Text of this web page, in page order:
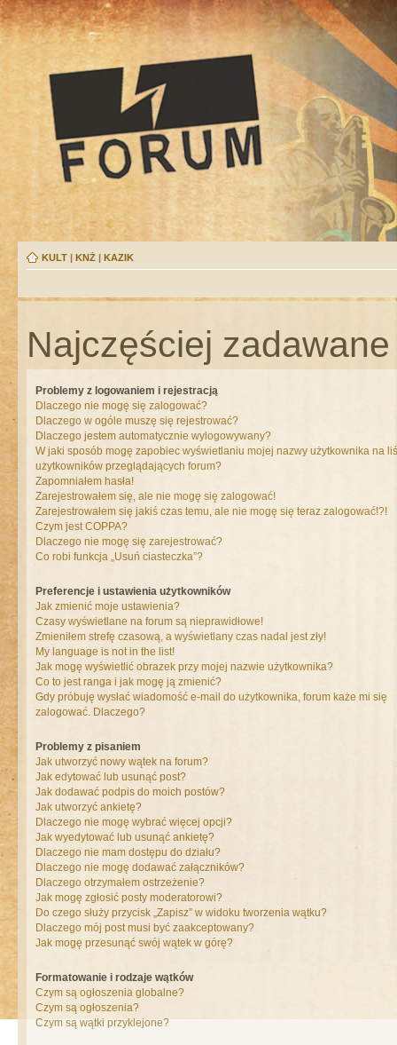
KULT | KNŻ | KAZIK
Najczęściej
Problemy z logowaniem i rejestracją
Dlaczego nie mogę się zalogować?
Dlaczego w ogóle muszę się rejestrować?
Dlaczego jestem automatycznie wylogowywany?
W jaki sposób mogę zapobiec wyświetlaniu mojej nazwy użytkownika na
użytkowników przeglądających forum?
Zapomniałem hasła!
Zarejestrowałem się, ale nie mogę się zalogować!
Zarejestrowałem się jakiś czas temu, ale nie mogę się teraz zalogować!?!
Czym jest COPPA?
Dlaczego nie mogę się zarejestrować?
Co robi funkcja „Usuń ciasteczka”?
Preferencje i ustawienia użytkowników
Jak zmienić moje ustawienia?
Czasy wyświetlane na forum są nieprawidłowe!
Zmieniłem strefę czasową, a wyświetlany czas nadal jest zły!
My language is not in the list!
Jak mogę wyświetlić obrazek przy mojej nazwie użytkownika?
Co to jest ranga i jak mogę ją zmienić?
Gdy próbuję wysłać wiadomość e-mail do użytkownika, forum każe mi się
zalogować. Dlaczego?
Problemy z pisaniem
Jak utworzyć nowy wątek na forum?
Jak edytować lub usunąć post?
Jak dodawać podpis do moich postów?
Jak utworzyć ankietę?
Dlaczego nie mogę wybrać więcej opcji?
Jak wyedytować lub usunąć ankietę?
Dlaczego nie mam dostępu do działu?
Dlaczego nie mogę dodawać załączników?
Dlaczego otrzymałem ostrzeżenie?
Jak mogę zgłosić posty moderatorowi?
Do czego służy przycisk „Zapisz” w widoku tworzenia wątku?
Dlaczego mój post musi być zaakceptowany?
Jak mogę przesunąć swój wątek w górę?
Formatowanie i rodzaje wątków
Czym są ogłoszenia globalne?
Czym są ogłoszenia?
Czym są wątki przyklejone?